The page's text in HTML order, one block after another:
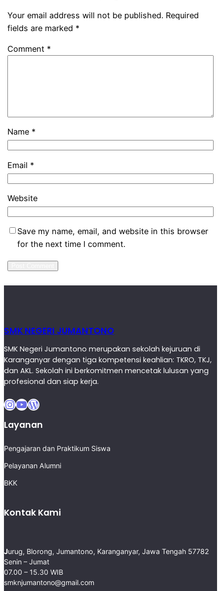
Your email address will not be published. Required
fields are marked *
Comment *
Name *
Email *
Website
Save my name, email, and website in this browser
for the next time I comment.
SMK NEGERI JUMANTONO
SMK Negeri Jumantono merupakan sekolah kejuruan di
Karanganyar dengan tiga kompetensi keahlian: TKRO, TKJ,
dan AKL. Sekolah ini berkomitmen mencetak lulusan yang
profesional dan siap kerja.
InstagramYouTube WordPress
Layanan
Pengajaran dan Praktikum Siswa
Pelayanan Alumni
BKK
Kontak Kami
Jurug, Blorong, Jumantono, Karanganyar, Jawa Tengah 57782 ​
Senin – Jumat
07.00 – 15.30 WIB
smknjumantono@gmail.com